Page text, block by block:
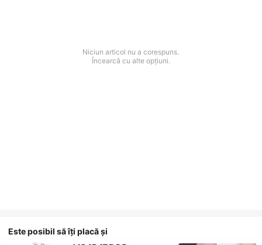
Niciun articol nu a corespuns.
Încearcă cu alte opțiuni.
Este posibil să îți placă și